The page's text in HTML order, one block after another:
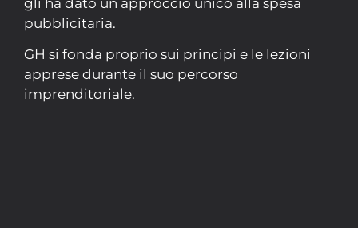
gli ha dato un approccio unico alla spesa
pubblicitaria.
GH si fonda proprio sui principi e le lezioni
apprese durante il suo percorso
imprenditoriale.